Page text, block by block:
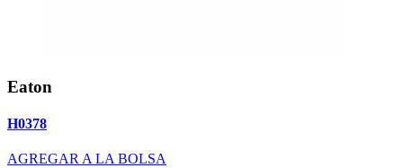
Eaton
H0378
AGREGAR A LA BOLSA